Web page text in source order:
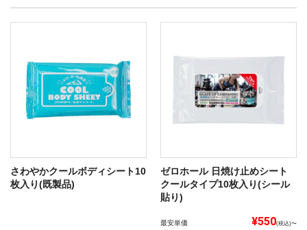
さわやかクールボディシート10
枚入り(既製品)
ゼロホール 日焼け止めシート
クールタイプ10枚入り(シール
貼り)
最安単価 ¥550(税込)〜